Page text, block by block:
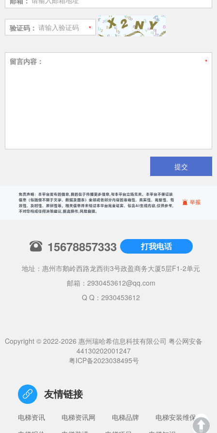
验证码：
留言内容：
提交
15678857333 打我电话
地址：惠州市鹅岭西路龙西街3号政盈商务大厦5层F1-2单元
邮箱： 2930453612@qq.com
Q Q：2930453612
Copyright © 2022-2026 惠州瑞哈希信息科技有限公司 粤公网安备
44130202001247
粤ICP备2023038495号
友情链接
电梯资讯 电梯资讯网 电梯品牌
电梯安装维保